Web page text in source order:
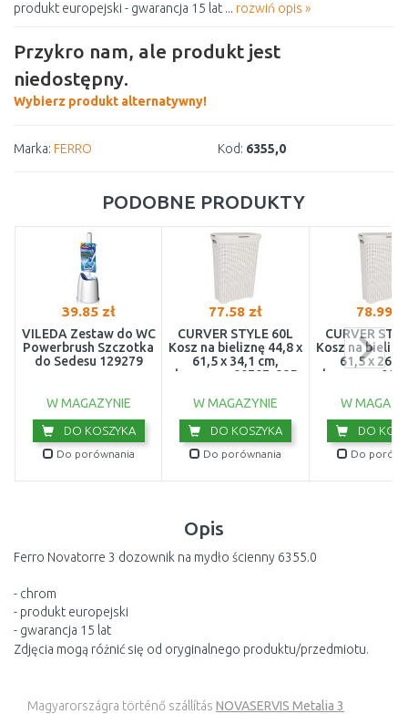
produkt europejski - gwarancja 15 lat ... rozwiń opis »
Przykro nam, ale produkt jest
niedostępny.
Wybierz produkt alternatywny!
Marka: FERRO Kod: 6355,0
PODOBNE PRODUKTY
39.85 zł
VILEDA Zestaw do WC
Powerbrush Szczotka
do Sedesu 129279
W MAGAZYNIE
DO KOSZYKA
Do porównania
77.58 zł
CURVER STYLE 60L
Kosz na bieliznę 44,8 x
61,5 x 34,1 cm,
kremowy 00707-885
W MAGAZYNIE
DO KOSZYKA
Do porównania
78.99
CURVER
Kosz na
61,5 x 26,5
kremowy
W
DO
Do
Opis
Ferro Novatorre 3 dozownik na mydło ścienny 6355.0
- chrom
- produkt europejski
- gwarancja 15 lat
Zdjęcia mogą różnić się od oryginalnego produktu/przedmiotu.
Magyarországra történő szállítás NOVASERVIS Metalia 3